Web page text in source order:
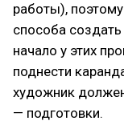
работы),
способа
начало у этих
поднести
художник
— подготовки.